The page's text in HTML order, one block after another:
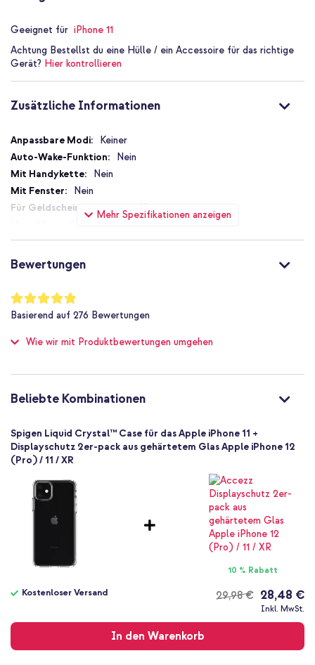
Geeignet für iPhone 11
Achtung Bestellst du eine Hülle / ein Accessoire für das richtige
Gerät? Hier kontrollieren
Zusätzliche Informationen
Mehr Spezifikationen anzeigen
Zusätzliche
Informationen
Keiner
Nein
Nein
Nein
Nein
Nein
Nein
Nein
8809671010248
076CS27179
Transparent
Silikon und TPU (weich)
Kein
Keine
Backcover, Soft Case
Rückseite & Seite
Bewertungen
Bewertung:
97
%
of
Basierend auf 276 Bewertungen
Wie wir mit Produktbewertungen umgehen
Beliebte Kombinationen
Spigen Liquid Crystal™ Case für das Apple iPhone 11 +
Displayschutz 2er-pack aus gehärtetem Glas Apple iPhone 12
(Pro) / 11 / XR
10 % Rabatt
29,98 €
Kostenloser Versand 28,48 €
Inkl. MwSt.
In den Warenkorb
Versand